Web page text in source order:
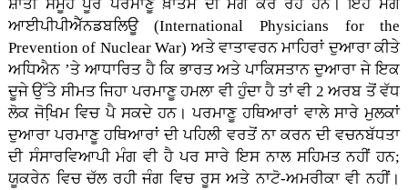
ਸ਼ਾਂਤੀ ਸਮੂਹ ਪੂਰੇ ਪਰਮਾਣੂ ਖ਼ਾਤਮੇ ਦੀ ਮੰਗ ਕਰ ਰਹੇ ਹਨ। ਇਹ ਮੰਗ
ਆਈਪੀਪੀਐੱਨਡਬਲਿਊ (International Physicians for the
Prevention of Nuclear War) ਅਤੇ ਵਾਤਾਵਰਨ ਮਾਹਿਰਾਂ ਦੁਆਰਾ ਕੀਤੇ
ਅਧਿਐਨ ’ਤੇ ਆਧਾਰਿਤ ਹੈ ਕਿ ਭਾਰਤ ਅਤੇ ਪਾਕਿਸਤਾਨ ਦੁਆਰਾ ਜੇ ਇਕ
ਦੂਜੇ ਉੱਤੇ ਸੀਮਤ ਜਿਹਾ ਪਰਮਾਣੂ ਹਮਲਾ ਵੀ ਹੁੰਦਾ ਹੈ ਤਾਂ ਵੀ 2 ਅਰਬ ਤੋਂ ਵੱਧ
ਲੋਕ ਜੋਖਿ਼ਮ ਵਿਚ ਪੈ ਸਕਦੇ ਹਨ। ਪਰਮਾਣੂ ਹਥਿਆਰਾਂ ਵਾਲੇ ਸਾਰੇ ਮੁਲਕਾਂ
ਦੁਆਰਾ ਪਰਮਾਣੂ ਹਥਿਆਰਾਂ ਦੀ ਪਹਿਲੀ ਵਰਤੋਂ ਨਾ ਕਰਨ ਦੀ ਵਚਨਬੱਧਤਾ
ਦੀ ਸੰਸਾਰਵਿਆਪੀ ਮੰਗ ਵੀ ਹੈ ਪਰ ਸਾਰੇ ਇਸ ਨਾਲ ਸਹਿਮਤ ਨਹੀਂ ਹਨ;
ਯੂਕਰੇਨ ਵਿਚ ਚੱਲ ਰਹੀ ਜੰਗ ਵਿਚ ਰੂਸ ਅਤੇ ਨਾਟੋ-ਅਮਰੀਕਾ ਵੀ ਨਹੀਂ।